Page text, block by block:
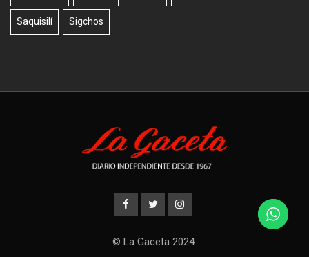
Saquisilí Sigchos
© La Gaceta 2024.